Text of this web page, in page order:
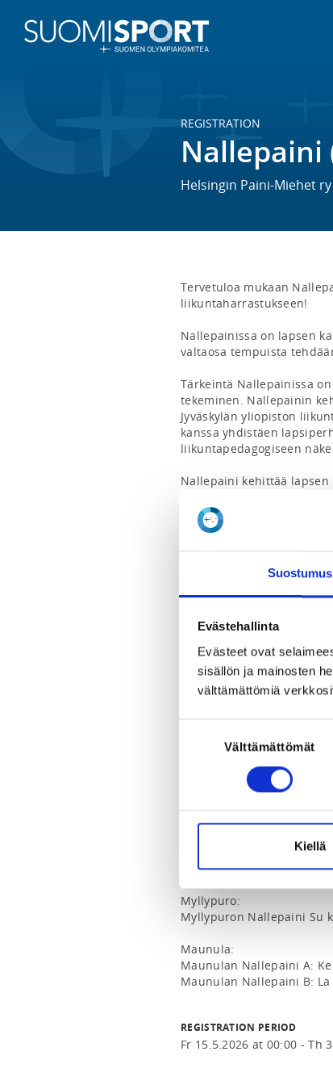
Suostumus
Evästehallinta
Evästeet ovat
sisällön ja mainosten
välttämättömiä
Välttämättömät
Kiellä
REGISTRATION
Nallepaini
Helsingin Paini-Miehet ry
Tervetuloa mukaan
liikuntaharrastukseen!
Nallepainissa on lapsen
valtaosa tempuista
Tärkeintä Nallepainissa
tekeminen. Nallepainin
Jyväskylän yliopiston
kanssa yhdistäen
liikuntapedagogiseen
Nallepaini kehittää
kiva tapa tuntea
suositellaan noin 2-4-
Nallepainissa on
ryhmien harjoituksissa
tulee tehdä kaikkiin
Ensimmäinen
joona.vuoti(at)
Maksamaton lasku
Kaikki nallepainiryhmät:
Mäkelänrinteen nallepaini
Mäkelänrinteen nallepaini
Mäkelänrinteen
Myllypuro:
Myllypuron Nallepaini Su
Maunula:
Maunulan Nallepaini A:
Maunulan Nallepaini B: La
REGISTRATION PERIOD
Fr 15.5.2026 at 00:00 - Th